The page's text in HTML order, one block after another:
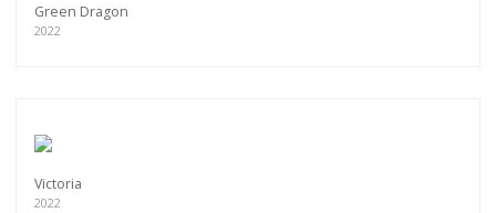
Green Dragon
2022
Victoria
2022